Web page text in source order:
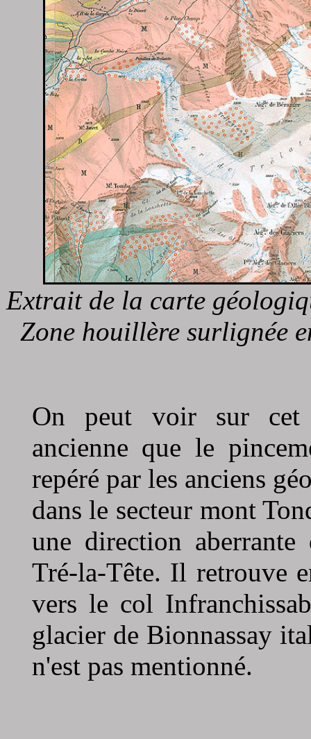
Extrait de la carte
Zone houillère surlignée
On peut voir sur cet
ancienne que le
repéré par les anciens
dans le secteur mont
une direction
Tré-la-Tête. Il retrouve
vers le col
glacier de Bionnassay
n'est pas mentionné.